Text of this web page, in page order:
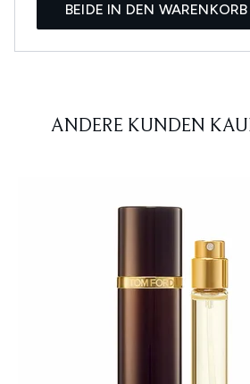
BEIDE IN DEN
ANDERE KUNDEN